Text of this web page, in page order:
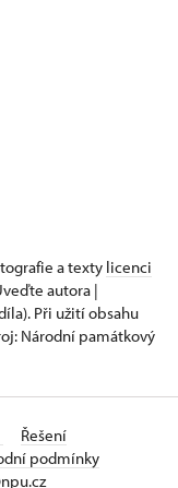
a texty licenci
autora |
Při užití obsahu
Národní památkový
Řešení
podmínky